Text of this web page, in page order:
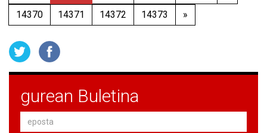
14370
14371 14372 14373 »
gurean Buletina